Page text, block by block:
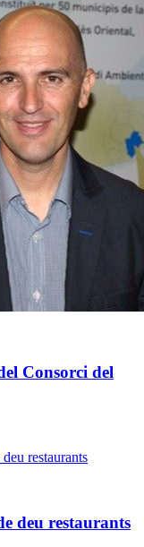
Consorci del
deu restaurants